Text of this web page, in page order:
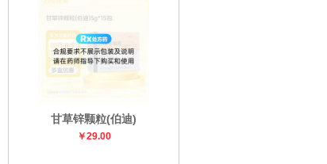
甘草锌颗粒(伯迪)
￥29.00